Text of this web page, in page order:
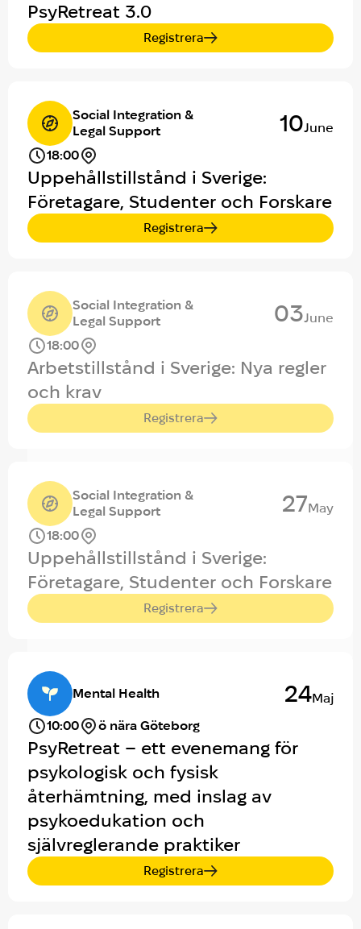
PsyRetreat 3.0
Registrera
Social Integration &
Legal Support
10June
18:00
Uppehållstillstånd i Sverige:
Företagare, Studenter och Forskare
Registrera
Social Integration &
Legal Support
03June
18:00
Arbetstillstånd i Sverige: Nya regler
och krav
Registrera
Social Integration &
Legal Support
27May
18:00
Uppehållstillstånd i Sverige:
Företagare, Studenter och Forskare
Registrera
Mental Health 24Maj
10:00
ö nära Göteborg
PsyRetreat – ett evenemang för
psykologisk och fysisk
återhämtning, med inslag av
psykoedukation och
självreglerande praktiker
Registrera